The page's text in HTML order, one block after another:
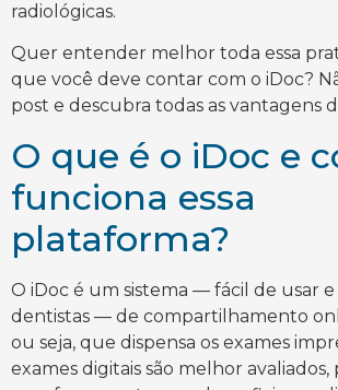
radiológicas.
Quer entender melhor toda essa
que você deve contar com o iDoc?
post e descubra todas as vantagens
O que é o iDoc e
funciona essa
plataforma?
O iDoc é um sistema — fácil de usar
dentistas — de compartilhamento
ou seja, que dispensa os exames
exames digitais são melhor avaliados,